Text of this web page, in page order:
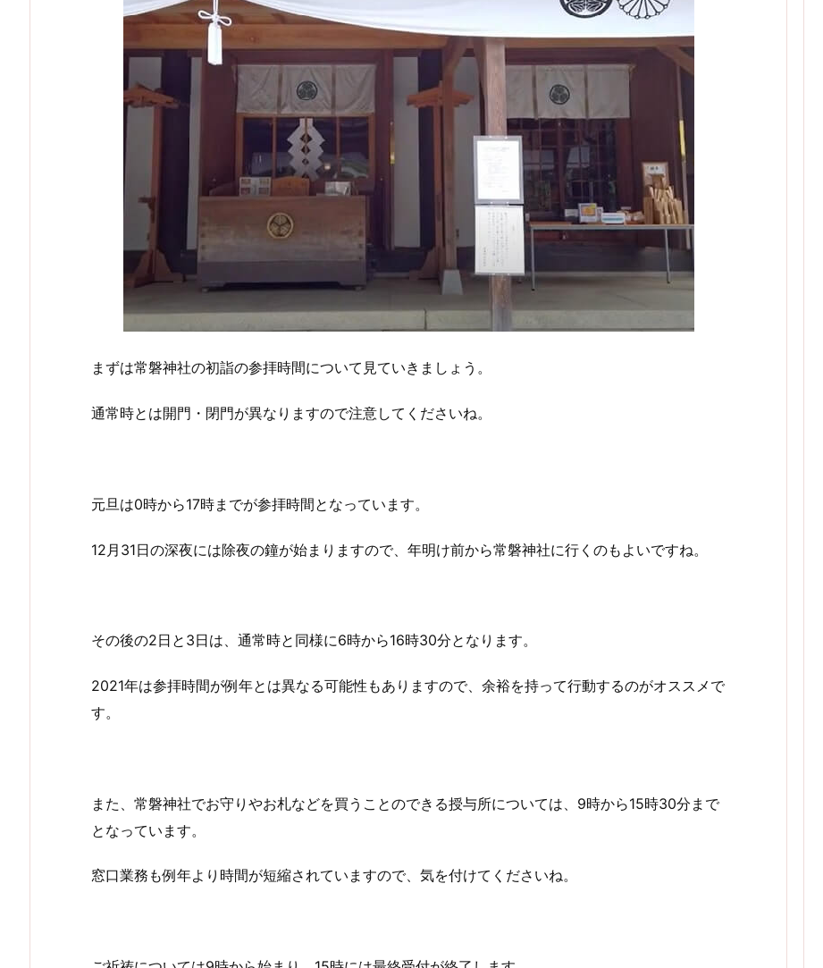
まずは常磐神社の初詣の参拝時間について見ていきましょう。
通常時とは開門・閉門が異なりますので注意してくださいね。
元旦は0時から17時までが参拝時間となっています。
12月31日の深夜には除夜の鐘が始まりますので、年明け前から常磐神社に行くのもよいですね。
その後の2日と3日は、通常時と同様に6時から16時30分となります。
2021年は参拝時間が例年とは異なる可能性もありますので、余裕を持って行動するのがオススメで
す。
また、常磐神社でお守りやお札などを買うことのできる授与所については、9時から15時30分まで
となっています。
窓口業務も例年より時間が短縮されていますので、気を付けてくださいね。